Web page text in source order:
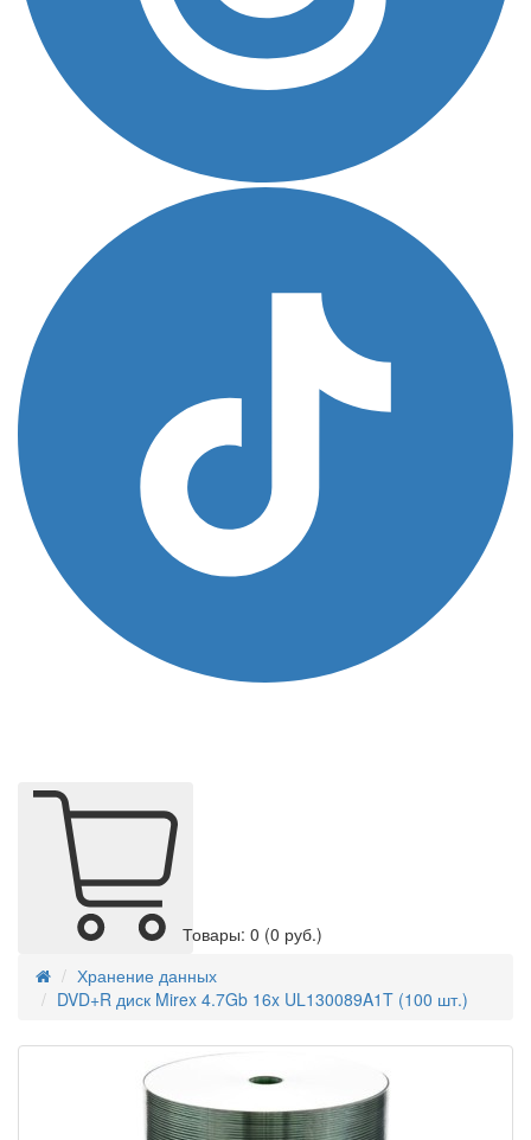
Товары: 0 (0 руб.)
Хранение данных
DVD+R диск Mirex 4.7Gb 16x UL130089A1T (100 шт.)